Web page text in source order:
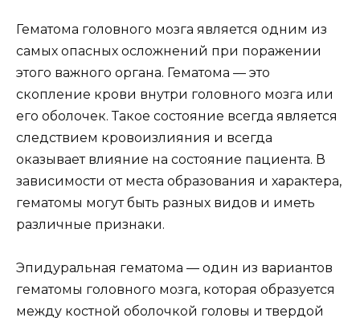
Гематома головного мозга является одним из
самых опасных осложнений при поражении
этого важного органа. Гематома — это
скопление крови внутри головного мозга или
его оболочек. Такое состояние всегда является
следствием кровоизлияния и всегда
оказывает влияние на состояние пациента. В
зависимости от места образования и характера,
гематомы могут быть разных видов и иметь
различные признаки.
Эпидуральная гематома — один из вариантов
гематомы головного мозга, которая образуется
между костной оболочкой головы и твердой